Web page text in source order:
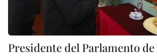
Presidente del Parlamento